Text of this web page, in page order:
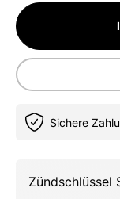
Sichere
Zündschlüssel